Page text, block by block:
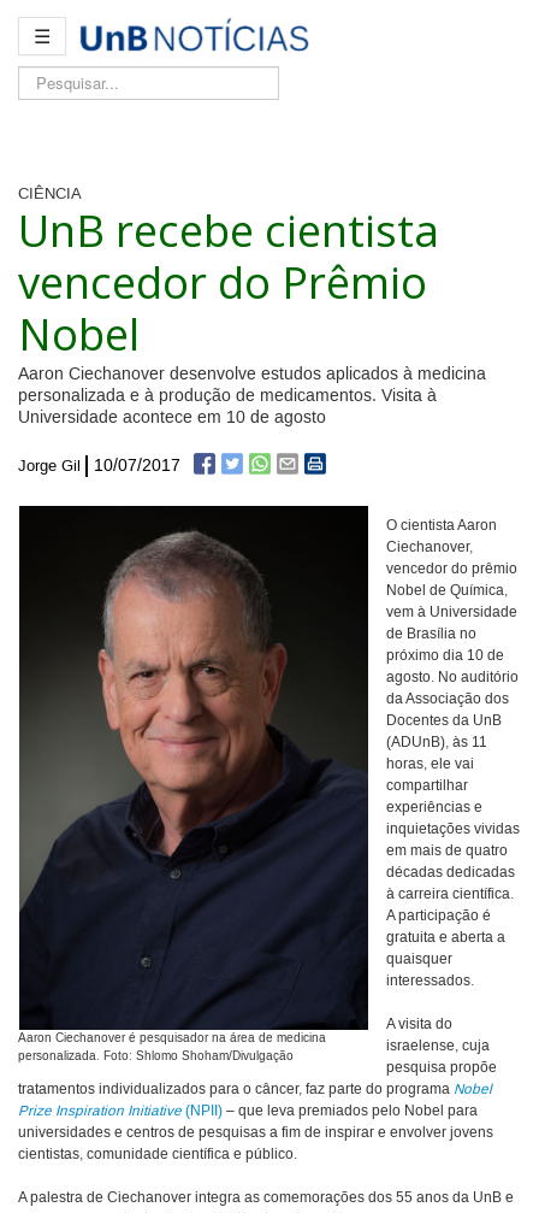
☰
Pesquisar...
CIÊNCIA
UnB recebe cientista
vencedor do Prêmio
Nobel
Aaron Ciechanover desenvolve estudos aplicados à medicina
personalizada e à produção de medicamentos. Visita à
Universidade acontece em 10 de agosto
Jorge Gil 10/07/2017
Aaron Ciechanover é pesquisador na área de medicina
personalizada. Foto: Shlomo Shoham/Divulgação
O cientista Aaron
Ciechanover,
vencedor do prêmio
Nobel de Química,
vem à Universidade
de Brasília no
próximo dia 10 de
agosto. No auditório
da Associação dos
Docentes da UnB
(ADUnB), às 11
horas, ele vai
compartilhar
experiências e
inquietações vividas
em mais de quatro
décadas dedicadas
à carreira científica.
A participação é
gratuita e aberta a
quaisquer
interessados.
A visita do
israelense, cuja
pesquisa propõe
tratamentos individualizados para o câncer, faz parte do programa Nobel
Prize Inspiration Initiative (NPII) – que leva premiados pelo Nobel para
universidades e centros de pesquisas a fim de inspirar e envolver jovens
cientistas, comunidade científica e público.
A palestra de Ciechanover integra as comemorações dos 55 anos da UnB e